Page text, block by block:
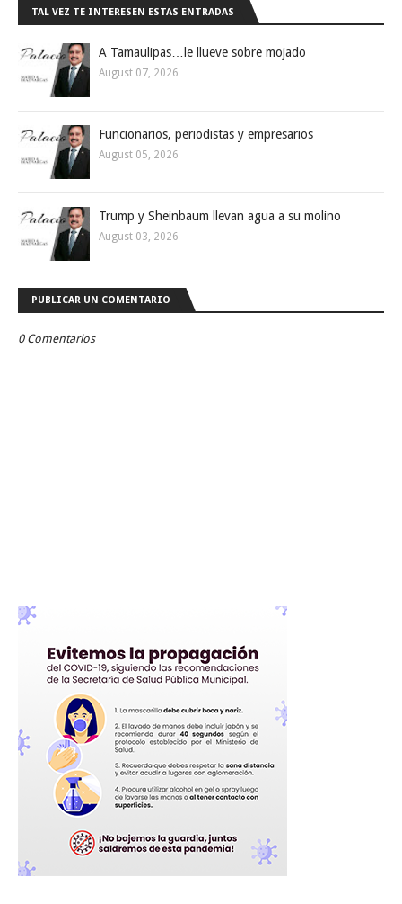
TAL VEZ TE INTERESEN ESTAS ENTRADAS
A Tamaulipas…le llueve sobre mojado
August 07, 2026
Funcionarios, periodistas y empresarios
August 05, 2026
Trump y Sheinbaum llevan agua a su molino
August 03, 2026
PUBLICAR UN COMENTARIO
0 Comentarios